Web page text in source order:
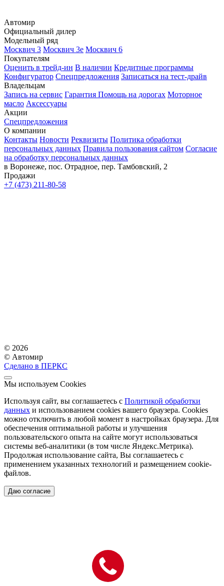
Автомир
Официальный дилер
Модельный ряд
Москвич 3 Москвич 3е Москвич 6
Покупателям
Оценить в трейд-ин В наличии Кредитные программы
Конфигуратор Спецпредложения Записаться на тест-драйв
Владельцам
Запись на сервис Гарантия Помощь на дорогах Моторное
масло Аксессуары
Акции
Спецпредложения
О компании
Контакты Новости Реквизиты Политика обработки
персональных данных Правила пользования сайтом Согласие
на обработку персональных данных
в Воронеже, пос. Отрадное, пер. Тамбовский, 2
Продажи
+7 (473) 211-80-58
© 2026
© Автомир
Сделано в ПЕРКС
Мы используем Cookies
Используя сайт, вы соглашаетесь с Политикой обработки
данных и использованием cookies вашего браузера. Cookies
можно отключить в любой момент в настройках браузера. Для
обеспечения оптимальной работы и улучшения
пользовательского опыта на сайте могут использоваться
системы веб-аналитики (в том числе Яндекс.Метрика).
Продолжая использование сайта, Вы соглашаетесь с
применением указанных технологий и размещением cookie-
файлов.
Даю согласие